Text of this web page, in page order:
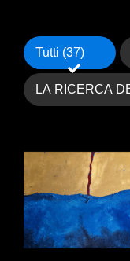
Tutti (37)
LA RICERCA